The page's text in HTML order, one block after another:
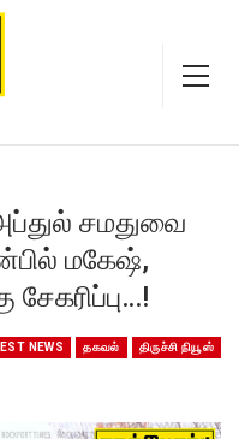
சமதுவை
மகேஷ்,
NEWS தகவல் திருச்சி நியூஸ்